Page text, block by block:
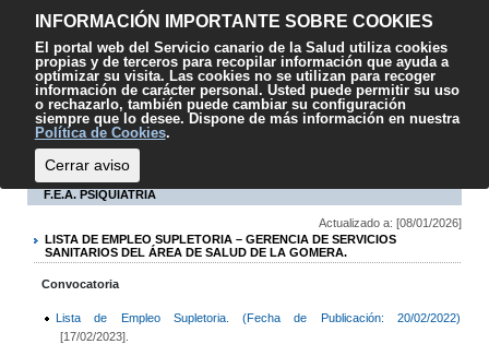
Contenido Accesibilidad Mapa web Contacto Sugerencias
SCS
Escuchar
INFORMACIÓN IMPORTANTE SOBRE COOKIES
El portal web del Servicio canario de la Salud utiliza cookies
propias y de terceros para recopilar información que ayuda a
optimizar su visita. Las cookies no se utilizan para recoger
información de carácter personal. Usted puede permitir su uso
o rechazarlo, también puede cambiar su configuración
siempre que lo desee. Dispone de más información en nuestra
Política de Cookies.
Cerrar aviso
F.E.A. PSIQUIATRÍA
Actualizado a: [08/01/2026]
LISTA DE EMPLEO SUPLETORIA – GERENCIA DE SERVICIOS
SANITARIOS DEL ÁREA DE SALUD DE LA GOMERA.
Convocatoria
Lista de Empleo Supletoria. (Fecha de Publicación: 20/02/2022)
[17/02/2023].